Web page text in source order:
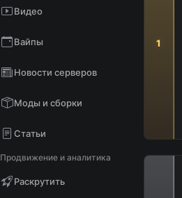
Видео
Вайпы
Новости серверов
Моды и сборки
Статьи
Продвижение и аналитика
Раскрутить
1